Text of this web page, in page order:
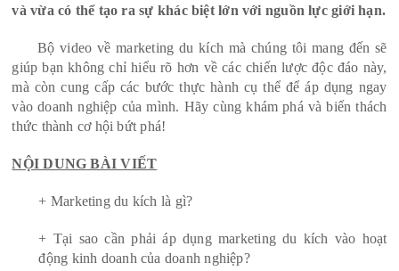
và vừa có thể tạo ra sự khác biệt lớn với nguồn lực giới hạn.
Bộ video về marketing du kích mà chúng tôi mang đến sẽ
giúp bạn không chỉ hiểu rõ hơn về các chiến lược độc đáo này,
mà còn cung cấp các bước thực hành cụ thể để áp dụng ngay
vào doanh nghiệp của mình. Hãy cùng khám phá và biến thách
thức thành cơ hội bứt phá!
NỘI DUNG BÀI VIẾT
+ Marketing du kích là gì?
+ Tại sao cần phải áp dụng marketing du kích vào hoạt
động kinh doanh của doanh nghiệp?